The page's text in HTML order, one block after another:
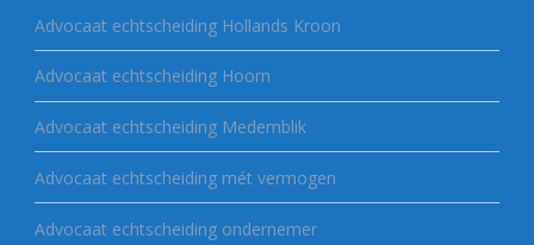
Advocaat echtscheiding Hollands Kroon
Advocaat echtscheiding Hoorn
Advocaat echtscheiding Medemblik
Advocaat echtscheiding mét vermogen
Advocaat echtscheiding ondernemer